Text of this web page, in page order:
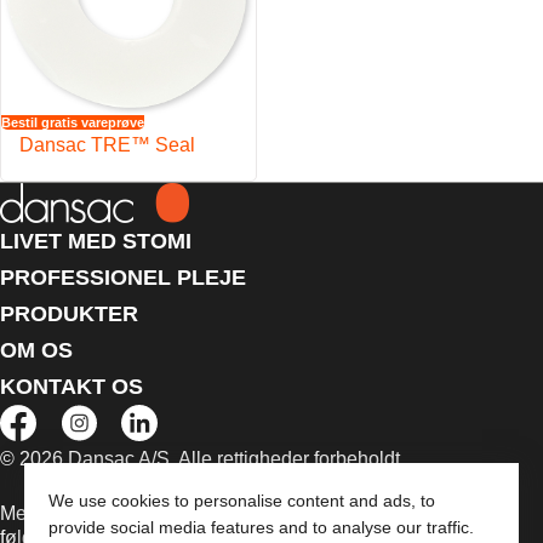
We use cookies to personalise content and ads, to
provide social media features and to analyse our traffic.
Bestil gratis vareprøve
Dansac TRE™ Seal
LIVET MED STOMI
PROFESSIONEL PLEJE
PRODUKTER
OM OS
KONTAKT OS
© 2026 Dansac A/S. Alle rettigheder forbeholdt.
Medicinsk udstyr, der sælges i EU, er mærket med et af
følgende symboler